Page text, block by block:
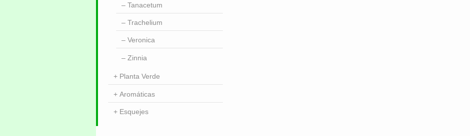
Tanacetum
Trachelium
Veronica
Zinnia
Planta Verde
Aromáticas
Esquejes